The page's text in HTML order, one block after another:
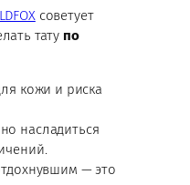
советует
тату по
кожи и риска
насладиться
— это